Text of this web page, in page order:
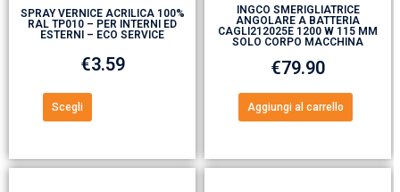
SPRAY VERNICE ACRILICA 100%
RAL TP010 – PER INTERNI ED
ESTERNI – ECO SERVICE
€3.59
Scegli
INGCO SMERIGLIATRICE
ANGOLARE A BATTERIA
CAGLI212025E 1200 W 115 MM
SOLO CORPO MACCHINA
€79.90
Aggiungi al carrello